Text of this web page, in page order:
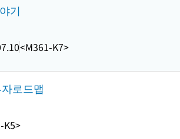
기
<M361-K7>
로드맵
K5>